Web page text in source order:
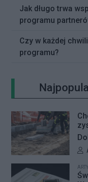
Jak długo trwa
programu
Czy w każdej
programu?